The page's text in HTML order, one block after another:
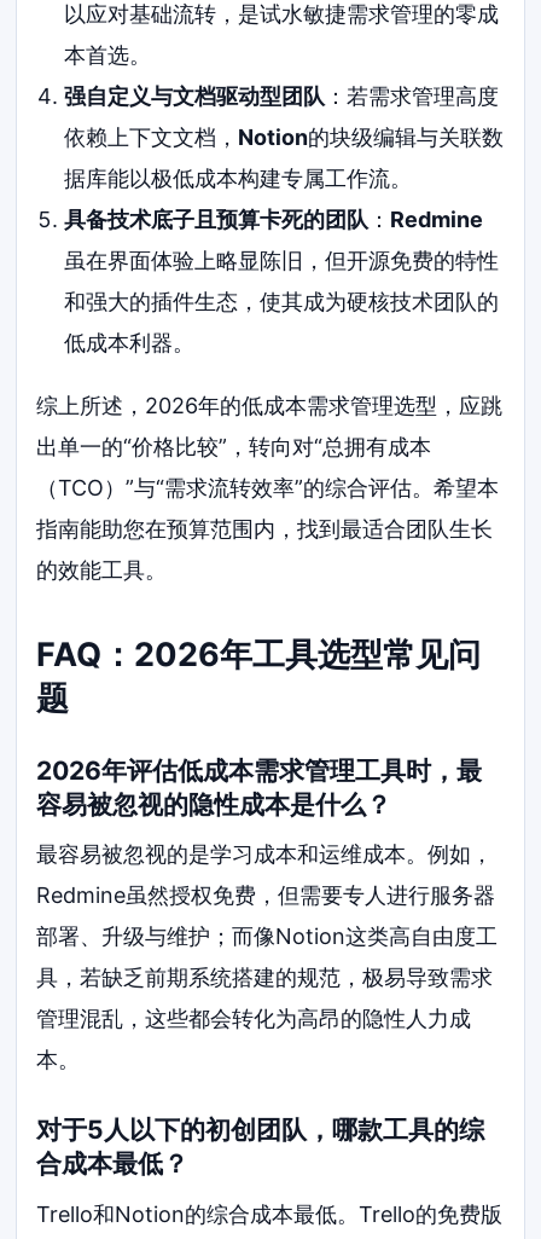
以应对基础流转，是试水敏捷需求管理的零成
本首选。
强自定义与文档驱动型团队 ：若需求管理高度
依赖上下文文档， Notion的块级编辑与关联数
据库能以极低成本构建专属工作流。
具备技术底子且预算卡死的团队 ： Redmine
虽在界面体验上略显陈旧，但开源免费的特性
和强大的插件生态，使其成为硬核技术团队的
低成本利器。
综上所述，2026年的低成本需求管理选型，应跳
出单一的“价格比较”，转向对“总拥有成本
（TCO）”与“需求流转效率”的综合评估。希望本
指南能助您在预算范围内，找到最适合团队生长
的效能工具。
FAQ：2026年工具选型常见问
题
2026年评估低成本需求管理工具时，最
容易被忽视的隐性成本是什么？
最容易被忽视的是学习成本和运维成本。例如，
Redmine虽然授权免费，但需要专人进行服务器
部署、升级与维护；而像Notion这类高自由度工
具，若缺乏前期系统搭建的规范，极易导致需求
管理混乱，这些都会转化为高昂的隐性人力成
本。
对于5人以下的初创团队，哪款工具的综
合成本最低？
Trello和Notion的综合成本最低。Trello的免费版